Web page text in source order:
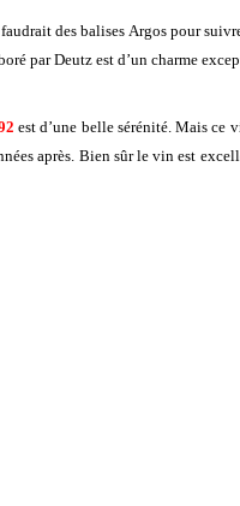
des balises Argos pour
par Deutz est d’un charme
est d’une belle sérénité. Mais ce
après. Bien sûr le vin est